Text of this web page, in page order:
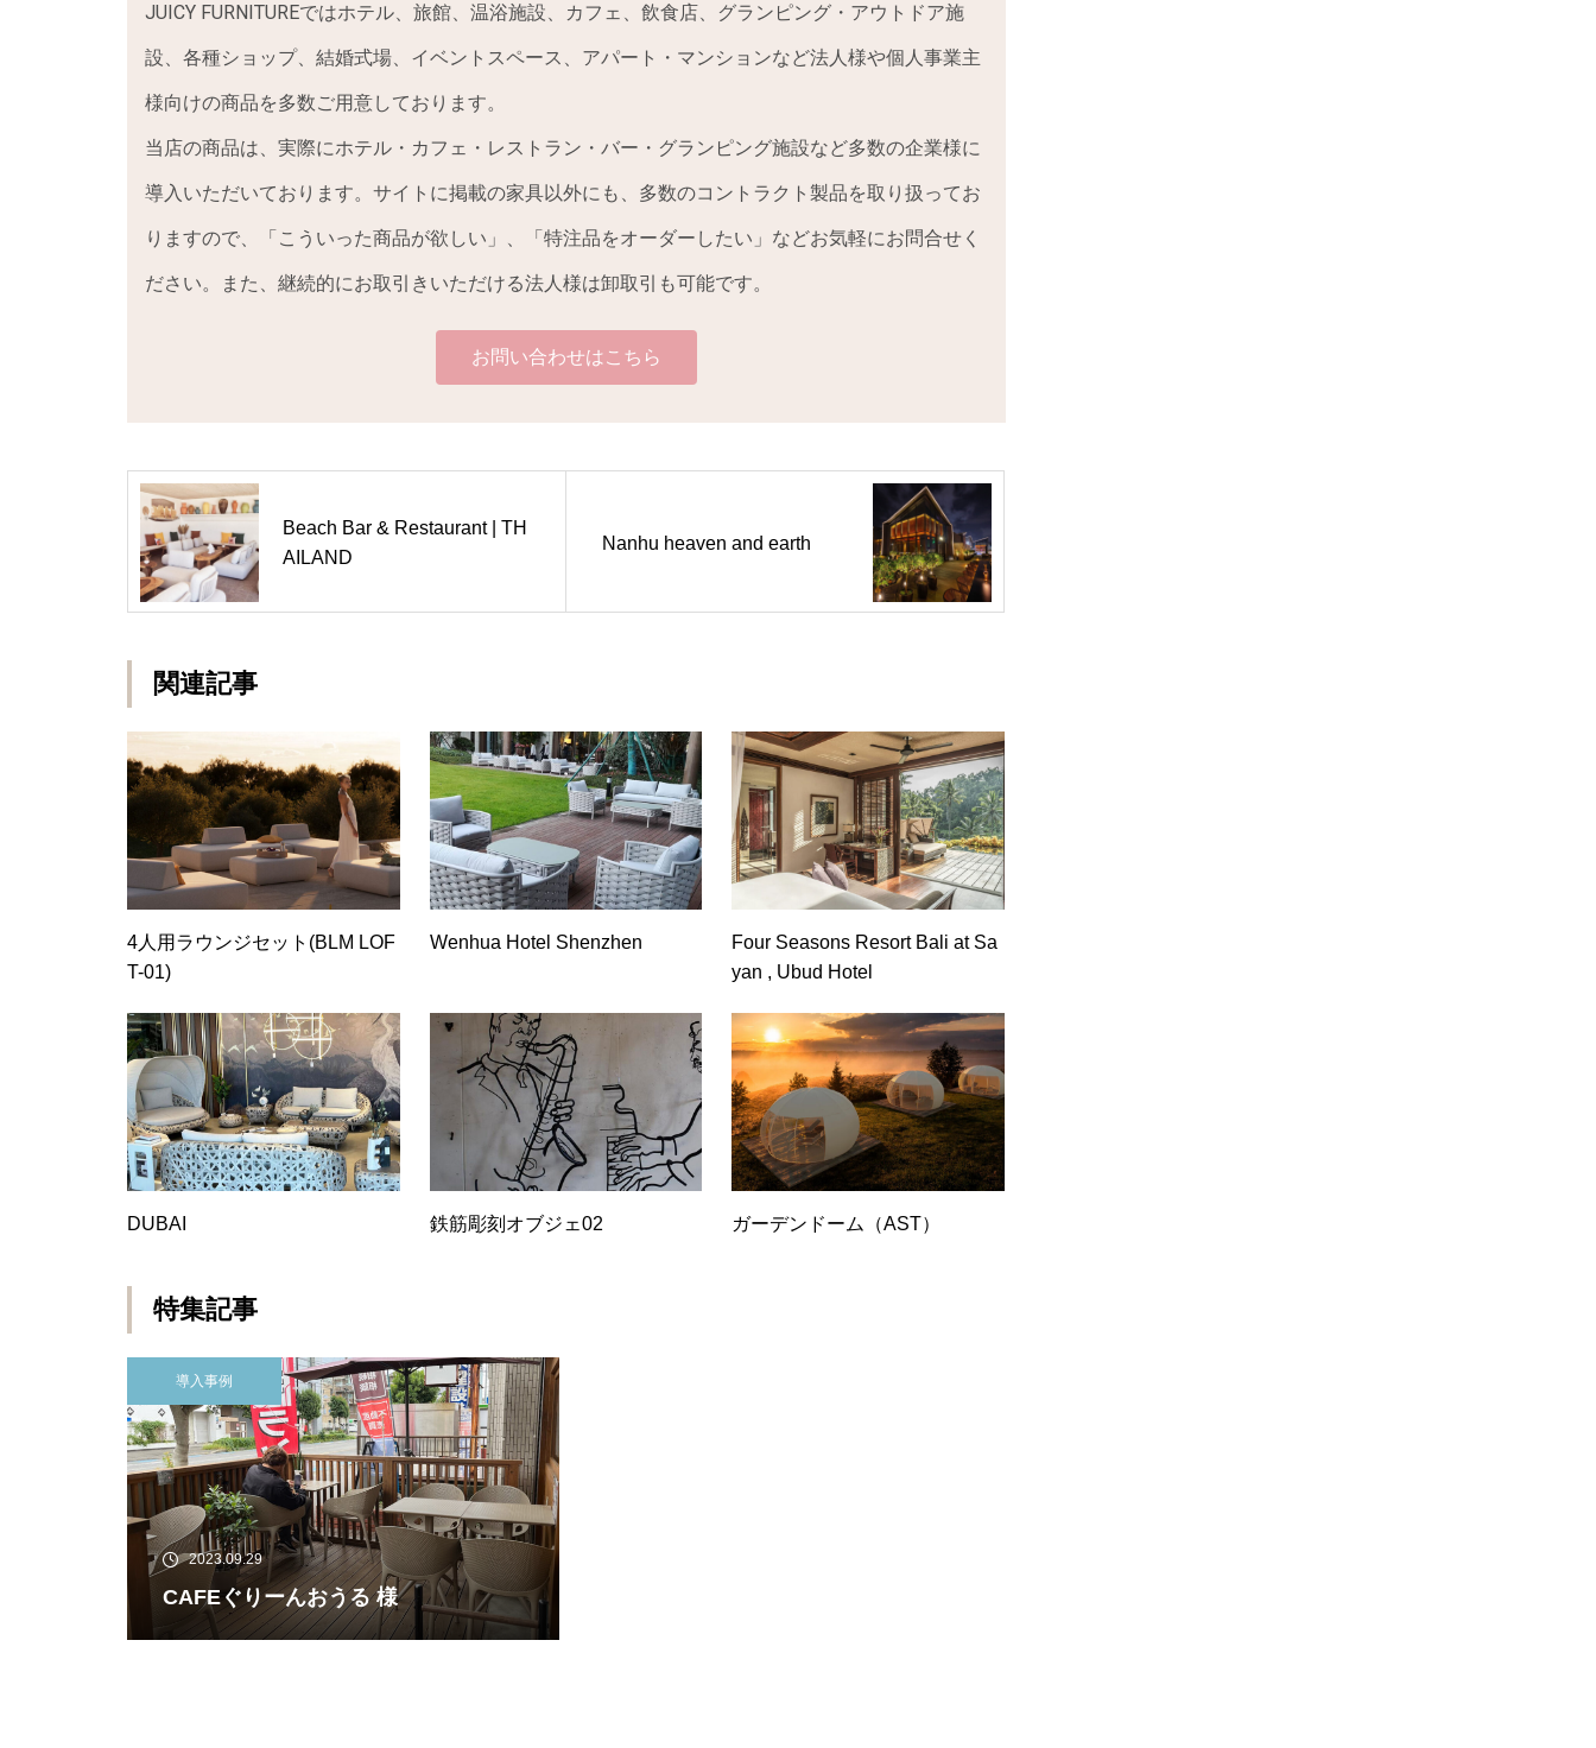
JUICY FURNITUREではホテル、旅館、温浴施設、カフェ、飲食店、グランピング・アウトドア施
設、各種ショップ、結婚式場、イベントスペース、アパート・マンションなど法人様や個人事業主
様向けの商品を多数ご用意しております。
当店の商品は、実際にホテル・カフェ・レストラン・バー・グランピング施設など多数の企業様に
導入いただいております。サイトに掲載の家具以外にも、多数のコントラクト製品を取り扱ってお
りますので、「こういった商品が欲しい」、「特注品をオーダーしたい」などお気軽にお問合せく
ださい。また、継続的にお取引きいただける法人様は卸取引も可能です。
お問い合わせはこちら
Beach Bar & Restaurant | TH
AILAND
Nanhu heaven and earth
関連記事
4人用ラウンジセット(BLM LOF
T-01)
Wenhua Hotel Shenzhen
Four Seasons Resort Bali at Sa
yan , Ubud Hotel
DUBAI 鉄筋彫刻オブジェ02 ガーデンドーム（AST）
特集記事
導入事例
2023.09.29
CAFEぐりーんおうる 様